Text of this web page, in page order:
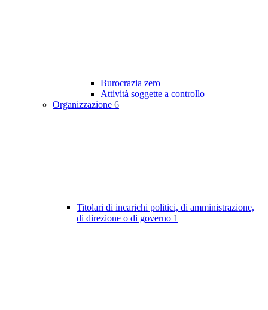
Burocrazia zero
Attività soggette a controllo
Organizzazione 6
Titolari di incarichi politici, di amministrazione,
di direzione o di governo 1